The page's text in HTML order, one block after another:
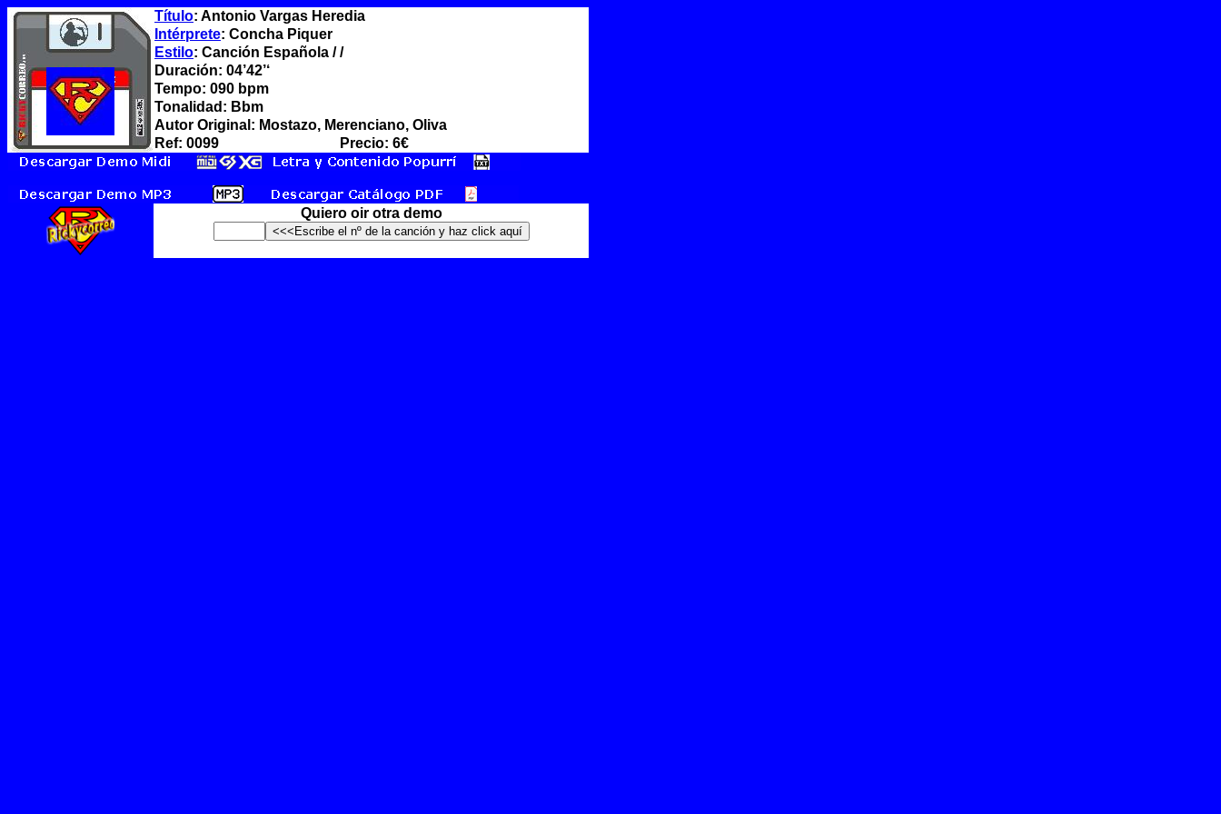
Título: Antonio Vargas Heredia
Intérprete: Concha Piquer
Estilo: Canción Española / /
Duración: 04’42’‘
Tempo: 090 bpm
Tonalidad: Bbm
Autor Original: Mostazo, Merenciano, Oliva
Ref: 0099
Precio: 6€
Quiero oir otra demo